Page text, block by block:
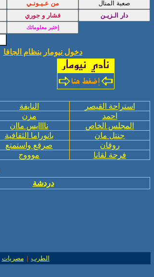
دخول نيومار بنظام الجافا
استراحة القيصر
النايفة
احمد
مزن
المجلس الخاص
ناااايس ماان
جنتل مان
بانوراما الثقافية
روقان
صرقع واستمتع
فرحة لقانا
موووج
دردشة
الطرب .
| مصريات